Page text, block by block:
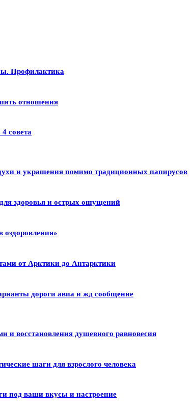
Профилактика
отношения
совета
и украшения помимо традиционных папирусов
здоровья и острых ощущений
оздоровления»
от Арктики до Антарктики
дороги авиа и жд сообщение
и восстановления душевного равновесия
шаги для взрослого человека
под ваши вкусы и настроение